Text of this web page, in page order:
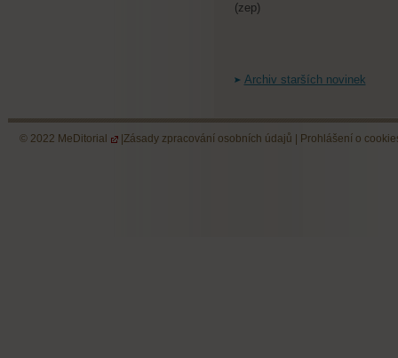
(zep)
Archiv starších novinek
© 2022 MeDitorial | Zásady zpracování osobních údajů Prohlášení o